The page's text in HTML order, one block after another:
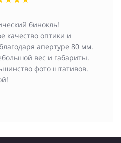
бинокль!
качество оптики и
апертуре 80 мм.
вес и габариты.
фото штативов.